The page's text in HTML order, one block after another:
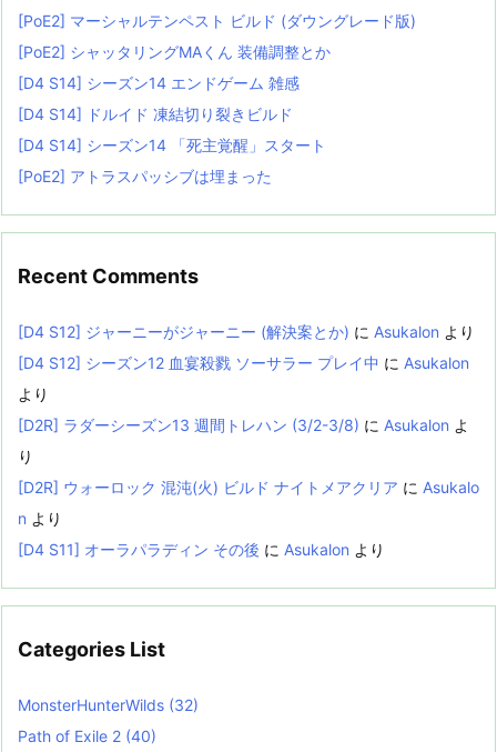
[PoE2] マーシャルテンペスト ビルド (ダウングレード版)
[PoE2] シャッタリングMAくん 装備調整とか
[D4 S14] シーズン14 エンドゲーム 雑感
[D4 S14] ドルイド 凍結切り裂きビルド
[D4 S14] シーズン14 「死主覚醒」スタート
[PoE2] アトラスパッシブは埋まった
Recent Comments
[D4 S12] ジャーニーがジャーニー (解決案とか) に Asukalon より
[D4 S12] シーズン12 血宴殺戮 ソーサラー プレイ中 に Asukalon
より
[D2R] ラダーシーズン13 週間トレハン (3/2-3/8) に Asukalon よ
り
[D2R] ウォーロック 混沌(火) ビルド ナイトメアクリア に Asukalo
n より
[D4 S11] オーラパラディン その後 に Asukalon より
Categories List
MonsterHunterWilds (32)
Path of Exile 2 (40)